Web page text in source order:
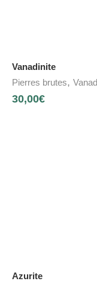
Vanadinite
Pierres brutes,
30,00€
Azurite